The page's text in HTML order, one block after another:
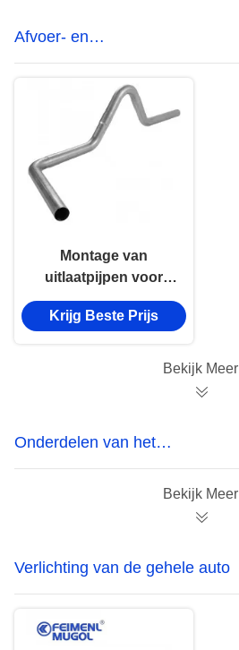
Afvoer- en
katalysatiesysteemonderdelen
Montage van
uitlaatpijpen voor
JMC 1042 1043
120200061 Truck
Krijg Beste Prijs
Bekijk Meer
Onderdelen van het
brandstofsysteem
Bekijk Meer
Verlichting van de gehele auto